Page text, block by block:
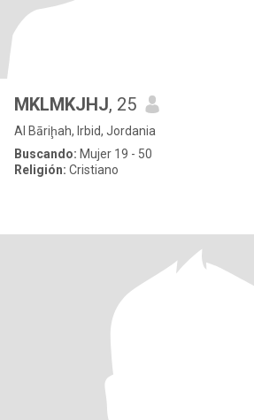
MKLMKJHJ, 25
Al Bāriḩah, Irbid, Jordania
Buscando: Mujer 19 - 50
Religión: Cristiano